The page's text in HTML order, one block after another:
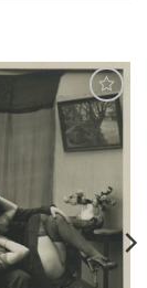
Ajouter
à la
liste de